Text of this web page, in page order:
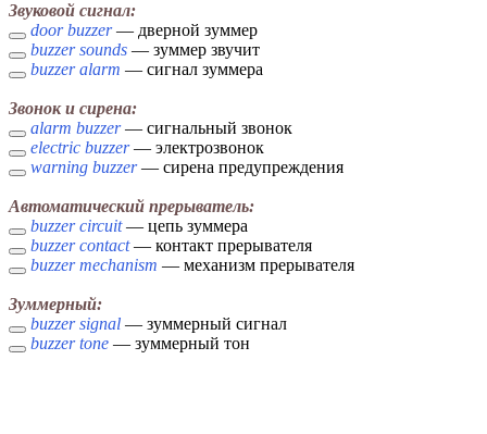
Звуковой сигнал:
door buzzer— дверной зуммер
buzzer sounds — зуммер звучит
buzzer alarm — сигнал зуммера
Звонок и сирена:
alarm buzzer— сигнальный звонок
electric buzzer— электрозвонок
warning buzzer— сирена предупреждения
Автоматический прерыватель:
buzzer circuit— цепь зуммера
buzzer contact— контакт прерывателя
buzzer mechanism — механизм прерывателя
Зуммерный:
buzzer signal — зуммерный сигнал
buzzer tone — зуммерный тон